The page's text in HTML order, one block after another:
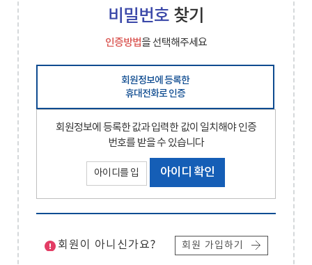
비밀번호 찾기
인증방법을 선택해주세요
회원정보에 등록한
휴대전화로 인증
회원정보에 등록한 값과 입력한 값이 일치해야 인증
번호를 받을 수 있습니다
아이디 확인
회원이 아니신가요? 회원 가입하기